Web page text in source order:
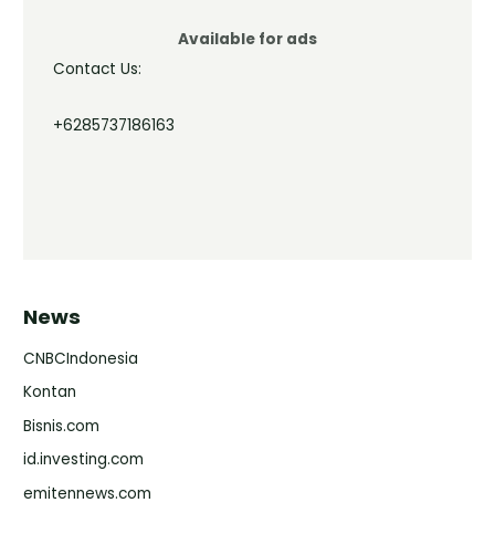
Available for ads
Contact Us:
+6285737186163
News
CNBCIndonesia
Kontan
Bisnis.com
id.investing.com
emitennews.com